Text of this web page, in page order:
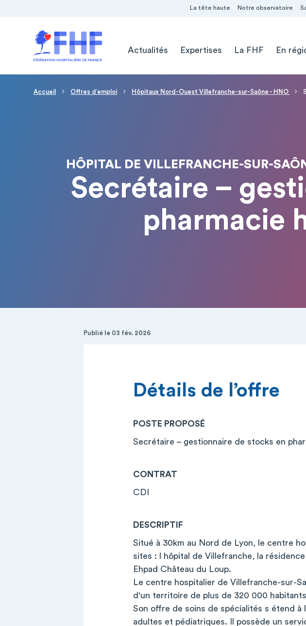
La tête haute Notre observatoire
Actualités
Expertises La FHF En
Fil d'Ariane
Accueil Offres d′emploi Hôpitaux Nord-Ouest Villefranche-sur-Saône - HNO
HÔPITAL DE VILLEFRANCHE-SUR-
Secrétaire –
pharmacie
Publié le 03 fév. 2026
Détails de l’offre
POSTE PROPOSÉ
Secrétaire – gestionnaire de stocks en
CONTRAT
CDI
DESCRIPTIF
Situé à 30km au Nord de Lyon, le centre
sites : l hôpital de Villefranche, la
Ehpad Château du Loup.
Le centre hospitalier de Villefranche-sur-
d'un territoire de plus de 320 000
Son offre de soins de spécialités s étend
adultes et pédiatriques. Il possède un